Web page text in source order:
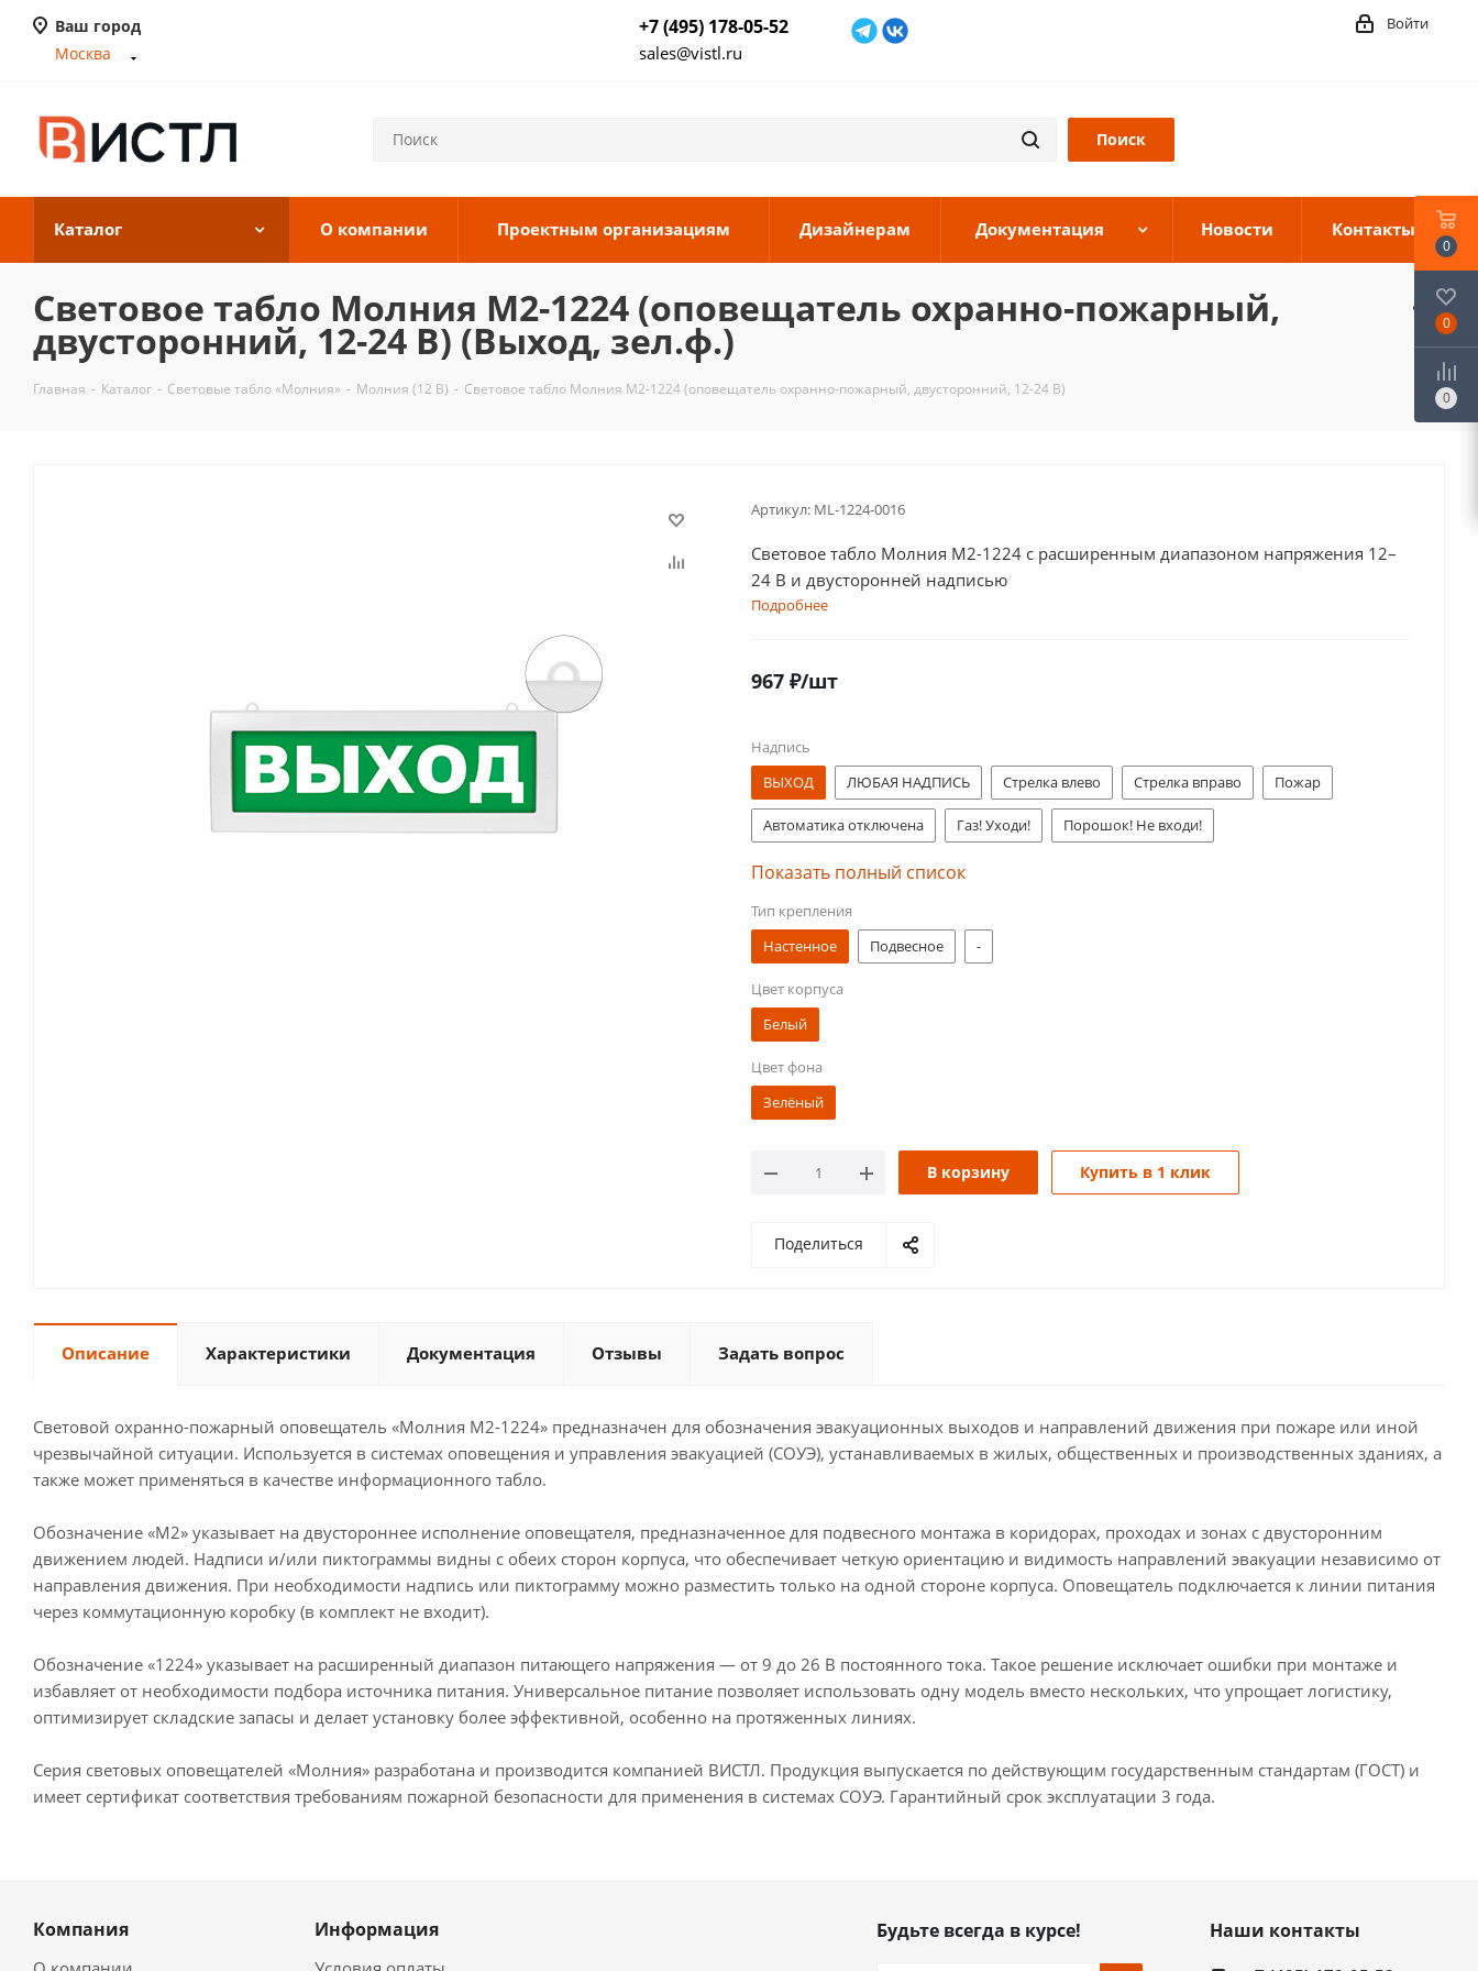
Ваш город
Москва
+7 (495) 178-05-52
sales@vistl.ru
Войти
Каталог О компании Проектным организациям Дизайнерам Документация Новости Контакты
Световое табло Молния М2-1224 (оповещатель охранно-пожарный,
двусторонний, 12-24 В) (Выход, зел.ф.)
Главная - Каталог - Световые табло «Молния» - Молния (12 В) - Световое табло Молния М2-1224 (оповещатель охранно-пожарный, двусторонний, 12-24 В)
Артикул: ML-1224-0016
Световое табло Молния М2-1224 с расширенным диапазоном напряжения 12–
24 В и двусторонней надписью
Подробнее
967 ₽/шт
Надпись
ВЫХОД
ЛЮБАЯ НАДПИСЬ Стрелка влево Стрелка вправо Пожар
Автоматика отключена Газ! Уходи! Порошок! Не входи!
Насосная станция пожаротушения
ВЫХОД МГН
Показать полный список
Тип крепления
Настенное
Подвесное -
Цвет корпуса
Белый
Цвет фона
Зелёный
В корзину Купить в 1 клик
Поделиться
Описание Характеристики Документация Отзывы Задать вопрос
Световой охранно-пожарный оповещатель «Молния М2-1224» предназначен для обозначения эвакуационных выходов и направлений движения при пожаре или иной
чрезвычайной ситуации. Используется в системах оповещения и управления эвакуацией (СОУЭ), устанавливаемых в жилых, общественных и производственных зданиях, а
также может применяться в качестве информационного табло.
Обозначение «М2» указывает на двустороннее исполнение оповещателя, предназначенное для подвесного монтажа в коридорах, проходах и зонах с двусторонним
движением людей. Надписи и/или пиктограммы видны с обеих сторон корпуса, что обеспечивает четкую ориентацию и видимость направлений эвакуации независимо от
направления движения. При необходимости надпись или пиктограмму можно разместить только на одной стороне корпуса. Оповещатель подключается к линии питания
через коммутационную коробку (в комплект не входит).
Обозначение «1224» указывает на расширенный диапазон питающего напряжения — от 9 до 26 В постоянного тока. Такое решение исключает ошибки при монтаже и
избавляет от необходимости подбора источника питания. Универсальное питание позволяет использовать одну модель вместо нескольких, что упрощает логистику,
оптимизирует складские запасы и делает установку более эффективной, особенно на протяженных линиях.
Серия световых оповещателей «Молния» разработана и производится компанией ВИСТЛ. Продукция выпускается по действующим государственным стандартам (ГОСТ) и
имеет сертификат соответствия требованиям пожарной безопасности для применения в системах СОУЭ. Гарантийный срок эксплуатации 3 года.
Компания Информация Будьте всегда в курсе! Наши контакты
0
0
0